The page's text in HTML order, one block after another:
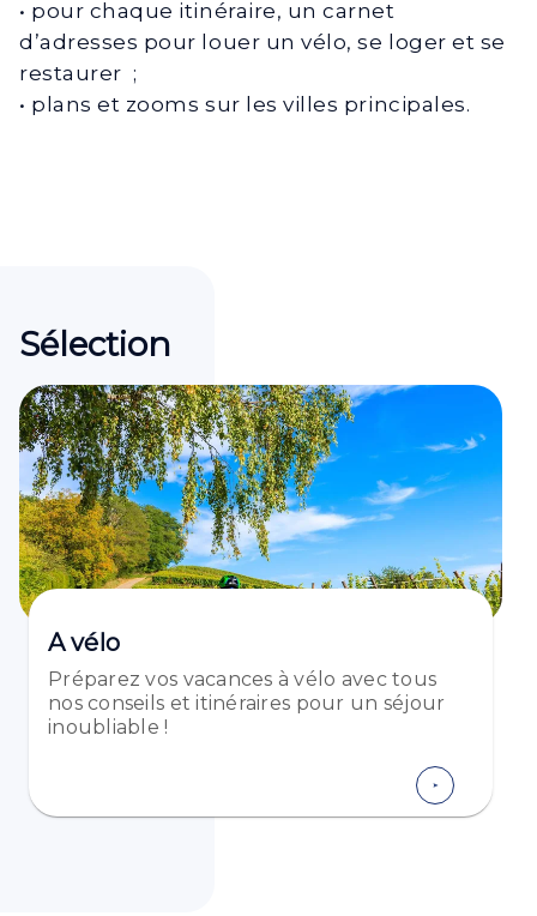
• pour chaque itinéraire, un carnet
d’adresses pour louer un vélo, se loger et se
restaurer ;
• plans et zooms sur les villes principales.
Sélection
A vélo
Préparez vos vacances à vélo avec tous
nos conseils et itinéraires pour un séjour
inoubliable !